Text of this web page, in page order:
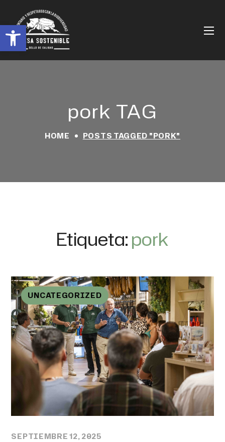
Abrir barra de herramientas
pork TAG
HOME POSTS TAGGED "PORK"
Etiqueta:pork
UNCATEGORIZED
SEPTIEMBRE 12, 2025